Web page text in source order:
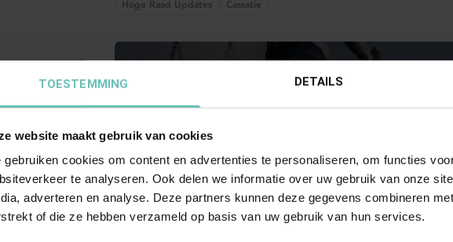
TOESTEMMING DETAILS
website maakt gebruik van cookies
gebruiken cookies om content en advertenties te personaliseren, om functies
te analyseren. Ook delen we informatie over uw gebruik van onze
adverteren en analyse. Deze partners kunnen deze gegevens combineren
of die ze hebben verzameld op basis van uw gebruik van hun services.
Hoge Raad Updates Cassatie
17 JULI 2026
Uitspraak Hoge Raad: Verbintenissenrecht
25/02605)